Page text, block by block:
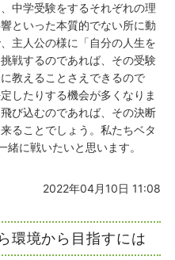
中学受験をするそれぞれの理
といった本質的でない所に動
主人公の様に「自分の人生を
戦するのであれば、その受験
教えることさえできるので
したりする機会が多くなりま
び込むのであれば、その決断
ることでしょう。私たちベタ
に戦いたいと思います。
2022年04月10日 11:08
境から目指すには